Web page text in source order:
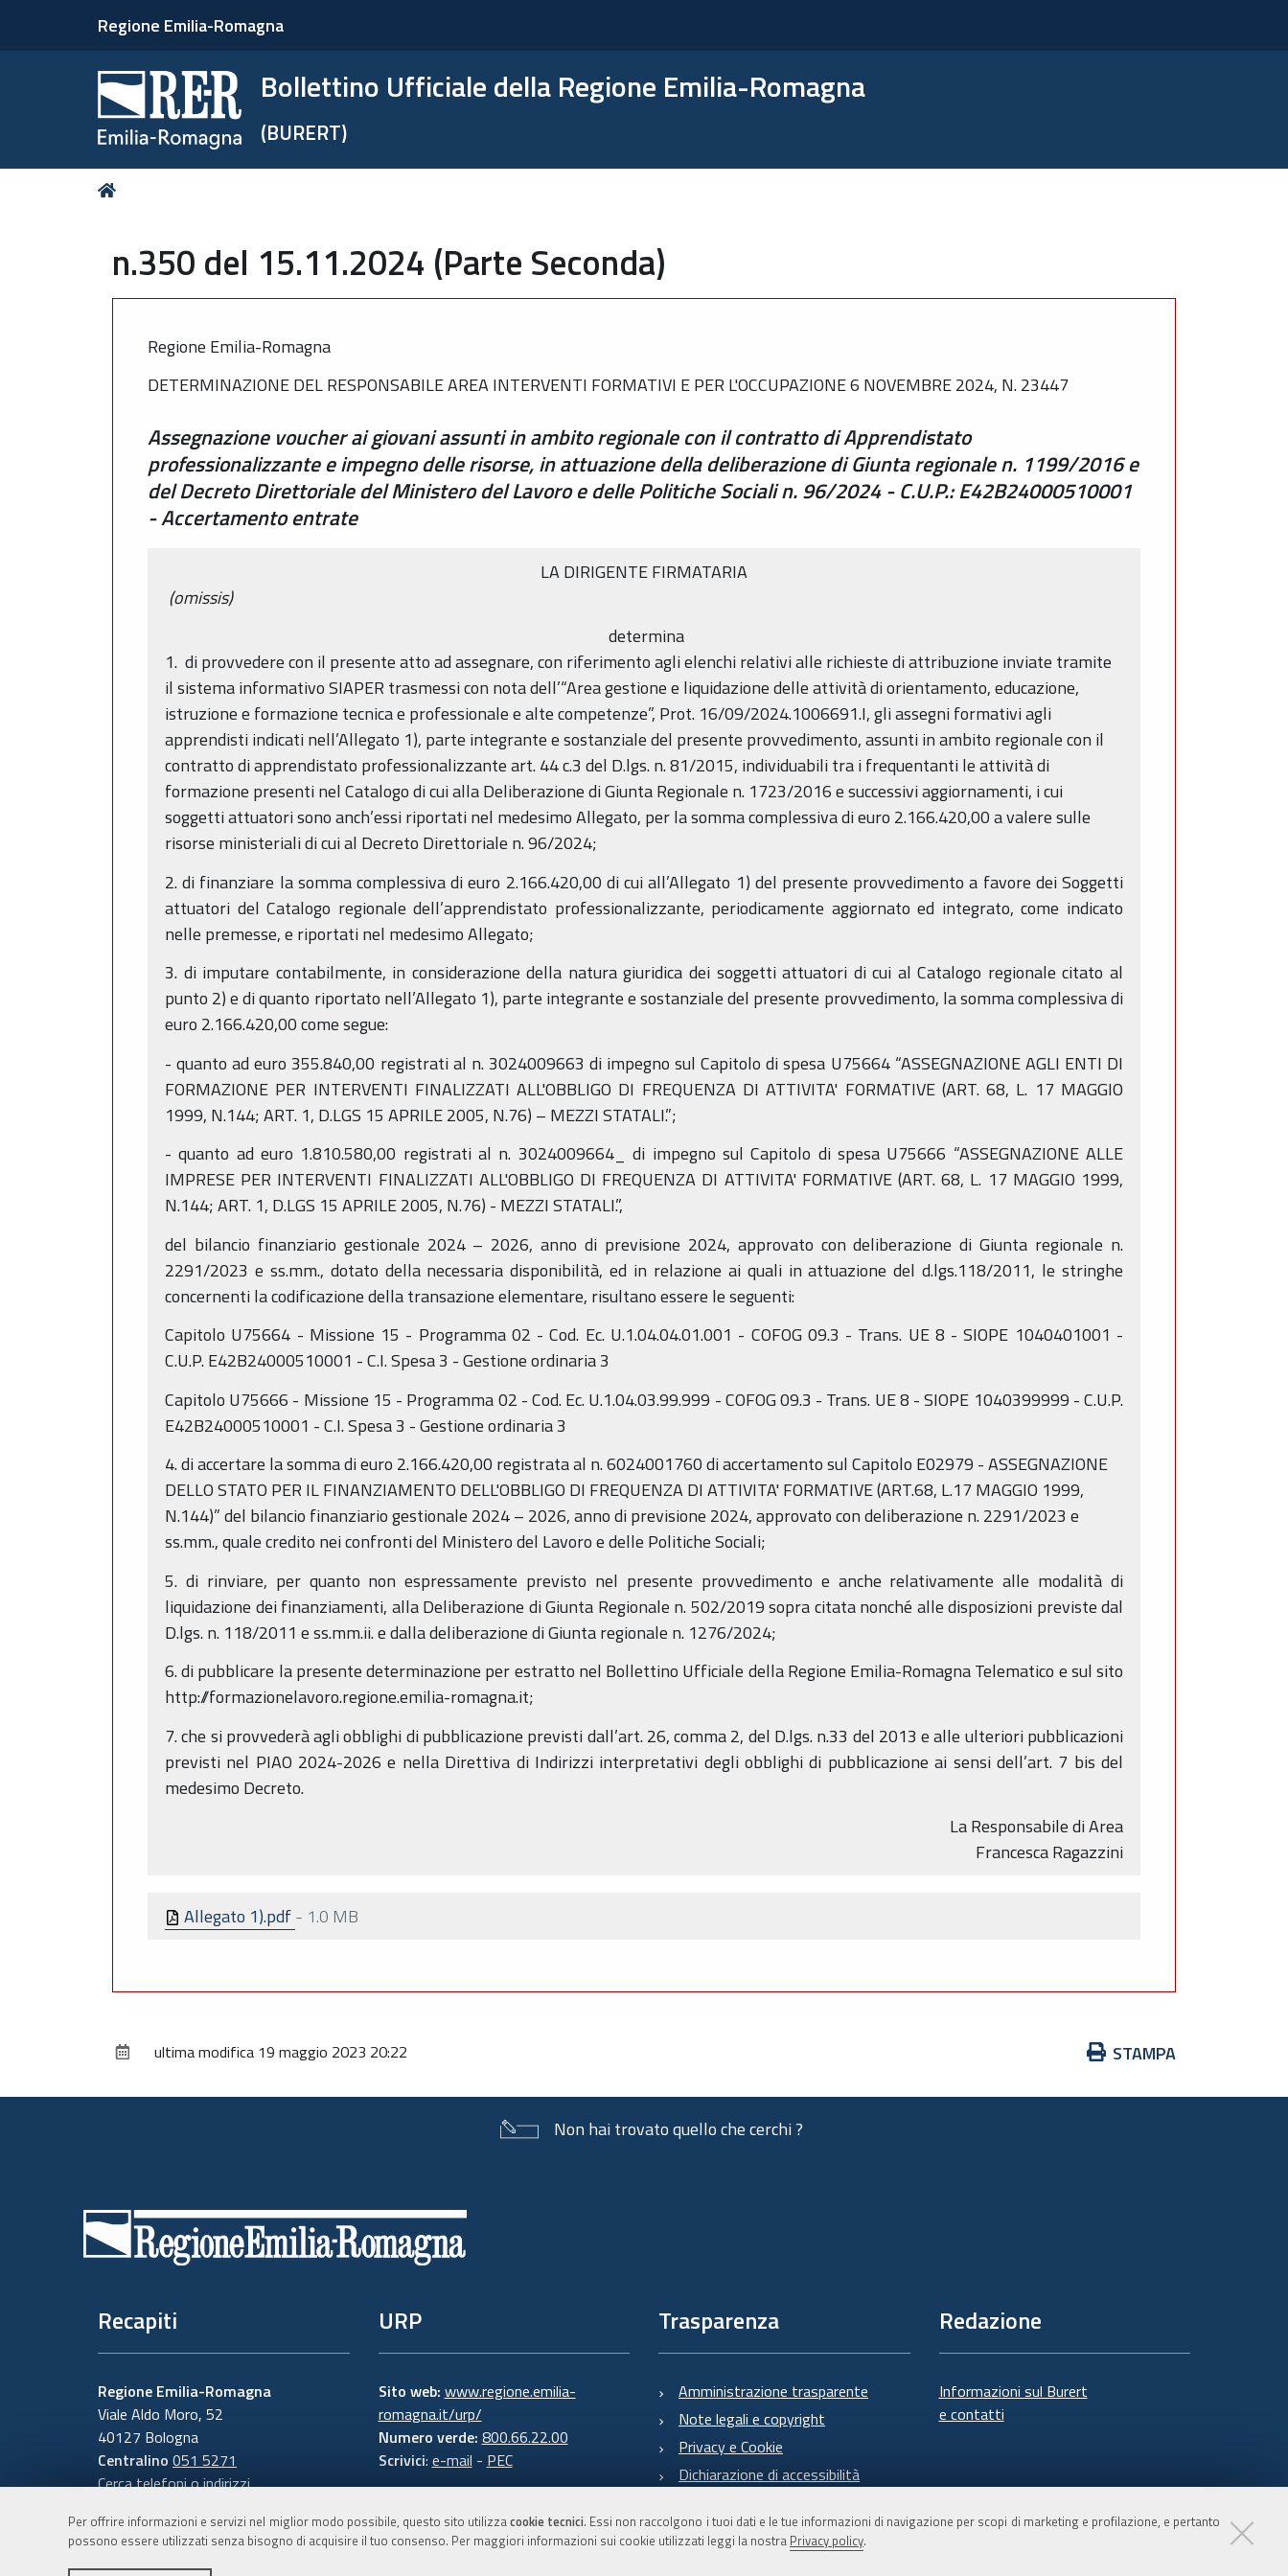
Per offrire informazioni e servizi nel miglior modo possibile, questo sito utilizzacookie tecnici. Essi non raccolgono i tuoi dati e le tue informazioni di navigazione per scopi di marketing e profilazione, e pertanto
possono essere utilizzati senza bisogno di acquisire il tuo consenso. Per maggiori informazioni sui cookie utilizzati leggi la nostra Privacy policy.
Regione Emilia-Romagna
Bollettino Ufficiale della Regione Emilia-Romagna
(BURERT)
Tu
n.350 del 15.11.2024 (Parte Seconda)
Regione Emilia-Romagna
DETERMINAZIONE DEL RESPONSABILE AREA INTERVENTI FORMATIVI E PER L'OCCUPAZIONE 6 NOVEMBRE 2024, N. 23447
Assegnazione voucher ai giovani assunti in ambito regionale con il contratto di Apprendistato
professionalizzante e impegno delle risorse, in attuazione della deliberazione di Giunta regionale n. 1199/2016 e
del Decreto Direttoriale del Ministero del Lavoro e delle Politiche Sociali n. 96/2024 - C.U.P.: E42B24000510001
- Accertamento entrate
LA DIRIGENTE FIRMATARIA
(omissis)
determina
1. di provvedere con il presente atto ad assegnare, con riferimento agli elenchi relativi alle richieste di attribuzione inviate tramite
il sistema informativo SIAPER trasmessi con nota dell’“Area gestione e liquidazione delle attività di orientamento, educazione,
istruzione e formazione tecnica e professionale e alte competenze”, Prot. 16/09/2024.1006691.I, gli assegni formativi agli
apprendisti indicati nell’Allegato 1), parte integrante e sostanziale del presente provvedimento, assunti in ambito regionale con il
contratto di apprendistato professionalizzante art. 44 c.3 del D.lgs. n. 81/2015, individuabili tra i frequentanti le attività di
formazione presenti nel Catalogo di cui alla Deliberazione di Giunta Regionale n. 1723/2016 e successivi aggiornamenti, i cui
soggetti attuatori sono anch’essi riportati nel medesimo Allegato, per la somma complessiva di euro 2.166.420,00 a valere sulle
risorse ministeriali di cui al Decreto Direttoriale n. 96/2024;
2. di finanziare la somma complessiva di euro 2.166.420,00 di cui all’Allegato 1) del presente provvedimento a favore dei Soggetti
attuatori del Catalogo regionale dell’apprendistato professionalizzante, periodicamente aggiornato ed integrato, come indicato
nelle premesse, e riportati nel medesimo Allegato;
3. di imputare contabilmente, in considerazione della natura giuridica dei soggetti attuatori di cui al Catalogo regionale citato al
punto 2) e di quanto riportato nell’Allegato 1), parte integrante e sostanziale del presente provvedimento, la somma complessiva di
euro 2.166.420,00 come segue:
- quanto ad euro 355.840,00 registrati al n. 3024009663 di impegno sul Capitolo di spesa U75664 “ASSEGNAZIONE AGLI ENTI DI
FORMAZIONE PER INTERVENTI FINALIZZATI ALL'OBBLIGO DI FREQUENZA DI ATTIVITA' FORMATIVE (ART. 68, L. 17 MAGGIO
1999, N.144; ART. 1, D.LGS 15 APRILE 2005, N.76) – MEZZI STATALI.”;
- quanto ad euro 1.810.580,00 registrati al n. 3024009664_ di impegno sul Capitolo di spesa U75666 “ASSEGNAZIONE ALLE
IMPRESE PER INTERVENTI FINALIZZATI ALL'OBBLIGO DI FREQUENZA DI ATTIVITA' FORMATIVE (ART. 68, L. 17 MAGGIO 1999,
N.144; ART. 1, D.LGS 15 APRILE 2005, N.76) - MEZZI STATALI.”,
del bilancio finanziario gestionale 2024 – 2026, anno di previsione 2024, approvato con deliberazione di Giunta regionale n.
2291/2023 e ss.mm., dotato della necessaria disponibilità, ed in relazione ai quali in attuazione del d.lgs.118/2011, le stringhe
concernenti la codificazione della transazione elementare, risultano essere le seguenti:
Capitolo U75664 - Missione 15 - Programma 02 - Cod. Ec. U.1.04.04.01.001 - COFOG 09.3 - Trans. UE 8 - SIOPE 1040401001 -
C.U.P. E42B24000510001 - C.I. Spesa 3 - Gestione ordinaria 3
Capitolo U75666 - Missione 15 - Programma 02 - Cod. Ec. U.1.04.03.99.999 - COFOG 09.3 - Trans. UE 8 - SIOPE 1040399999 - C.U.P.
E42B24000510001 - C.I. Spesa 3 - Gestione ordinaria 3
4. di accertare la somma di euro 2.166.420,00 registrata al n. 6024001760 di accertamento sul Capitolo E02979 - ASSEGNAZIONE
DELLO STATO PER IL FINANZIAMENTO DELL'OBBLIGO DI FREQUENZA DI ATTIVITA' FORMATIVE (ART.68, L.17 MAGGIO 1999,
N.144)” del bilancio finanziario gestionale 2024 – 2026, anno di previsione 2024, approvato con deliberazione n. 2291/2023 e
ss.mm., quale credito nei confronti del Ministero del Lavoro e delle Politiche Sociali;
5. di rinviare, per quanto non espressamente previsto nel presente provvedimento e anche relativamente alle modalità di
liquidazione dei finanziamenti, alla Deliberazione di Giunta Regionale n. 502/2019 sopra citata nonché alle disposizioni previste dal
D.lgs. n. 118/2011 e ss.mm.ii. e dalla deliberazione di Giunta regionale n. 1276/2024;
6. di pubblicare la presente determinazione per estratto nel Bollettino Ufficiale della Regione Emilia-Romagna Telematico e sul sito
http://formazionelavoro.regione.emilia-romagna.it;
7. che si provvederà agli obblighi di pubblicazione previsti dall’art. 26, comma 2, del D.lgs. n.33 del 2013 e alle ulteriori pubblicazioni
previsti nel PIAO 2024-2026 e nella Direttiva di Indirizzi interpretativi degli obblighi di pubblicazione ai sensi dell’art. 7 bis del
medesimo Decreto.
La Responsabile di Area
Francesca Ragazzini
Allegato 1).pdf- 1.0 MB
Azioni
documento
STAMPA
ultima modifica 19 maggio 2023 20:22
Non hai trovato quello che cerchi ?
Recapiti
Regione Emilia-Romagna
Viale Aldo Moro, 52
40127 Bologna
Centralino 051 5271
Cerca telefoni o indirizzi
URP
Sito web: www.regione.emilia-
romagna.it/urp/
Numero verde: 800.66.22.00
Scrivici: e-mail - PEC
Trasparenza
Amministrazione trasparente
Note legali e copyright
Privacy e Cookie
Dichiarazione di accessibilità
Redazione
Informazioni sul Burert
e contatti